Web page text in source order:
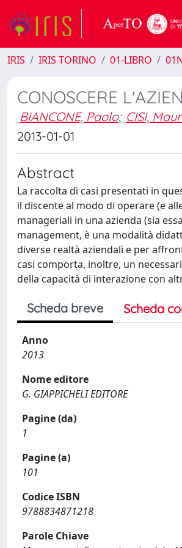
IRIS IRIS TORINO 01-LIBRO
CONOSCERE
BIANCONE, Paolo; CISI,
2013-01-01
Abstract
La raccolta di casi presentati in
il discente al modo di operare (e
manageriali in una azienda (sia
management, è una modalità
diverse realtà aziendali e per
casi comporta, inoltre, un
della capacità di interazione con
Scheda breve Scheda
Anno
2013
Nome editore
G. GIAPPICHELI EDITORE
Pagine (da)
1
Pagine (a)
101
Codice ISBN
9788834871218
Parole Chiave